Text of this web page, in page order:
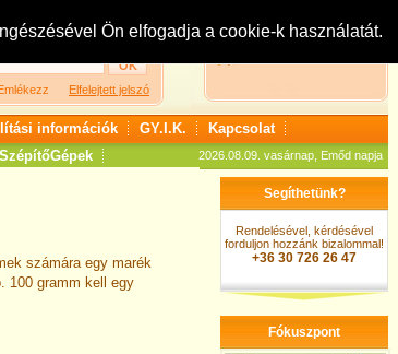
Ön elfogadja a cookie-k használatát.
Regisztráció
Elfelejtett jelszó
Nézzen körül áruházunkban!
információk GY.I.K.
Kapcsolat
SzépítőGépek 2026.08.09. vasárnap, Emőd napja
számára egy marék
100 gramm kell egy
Segíthetünk?
Rendelésével, kérdésével
forduljon hozzánk bizalommal!
+36 30 726 26 47
Fókuszpont